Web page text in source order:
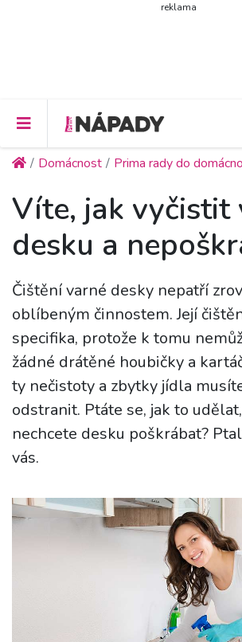
reklama
Domácnost Prima rady do
Víte, jak vyčistit
desku a
Čištění varné desky nepatří
oblíbeným činnostem. Její
specifika, protože k tomu
žádné drátěné houbičky a
ty nečistoty a zbytky jídla
odstranit. Ptáte se, jak to
nechcete desku poškrábat?
vás.